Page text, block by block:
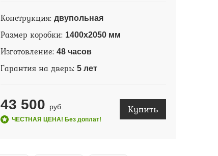
Конструкция: двупольная
Размер коробки: 1400х2050 мм
Изготовление: 48 часов
Гарантия на дверь: 5 лет
43 500 руб.
ЧЕСТНАЯ ЦЕНА! Без доплат!
Купить